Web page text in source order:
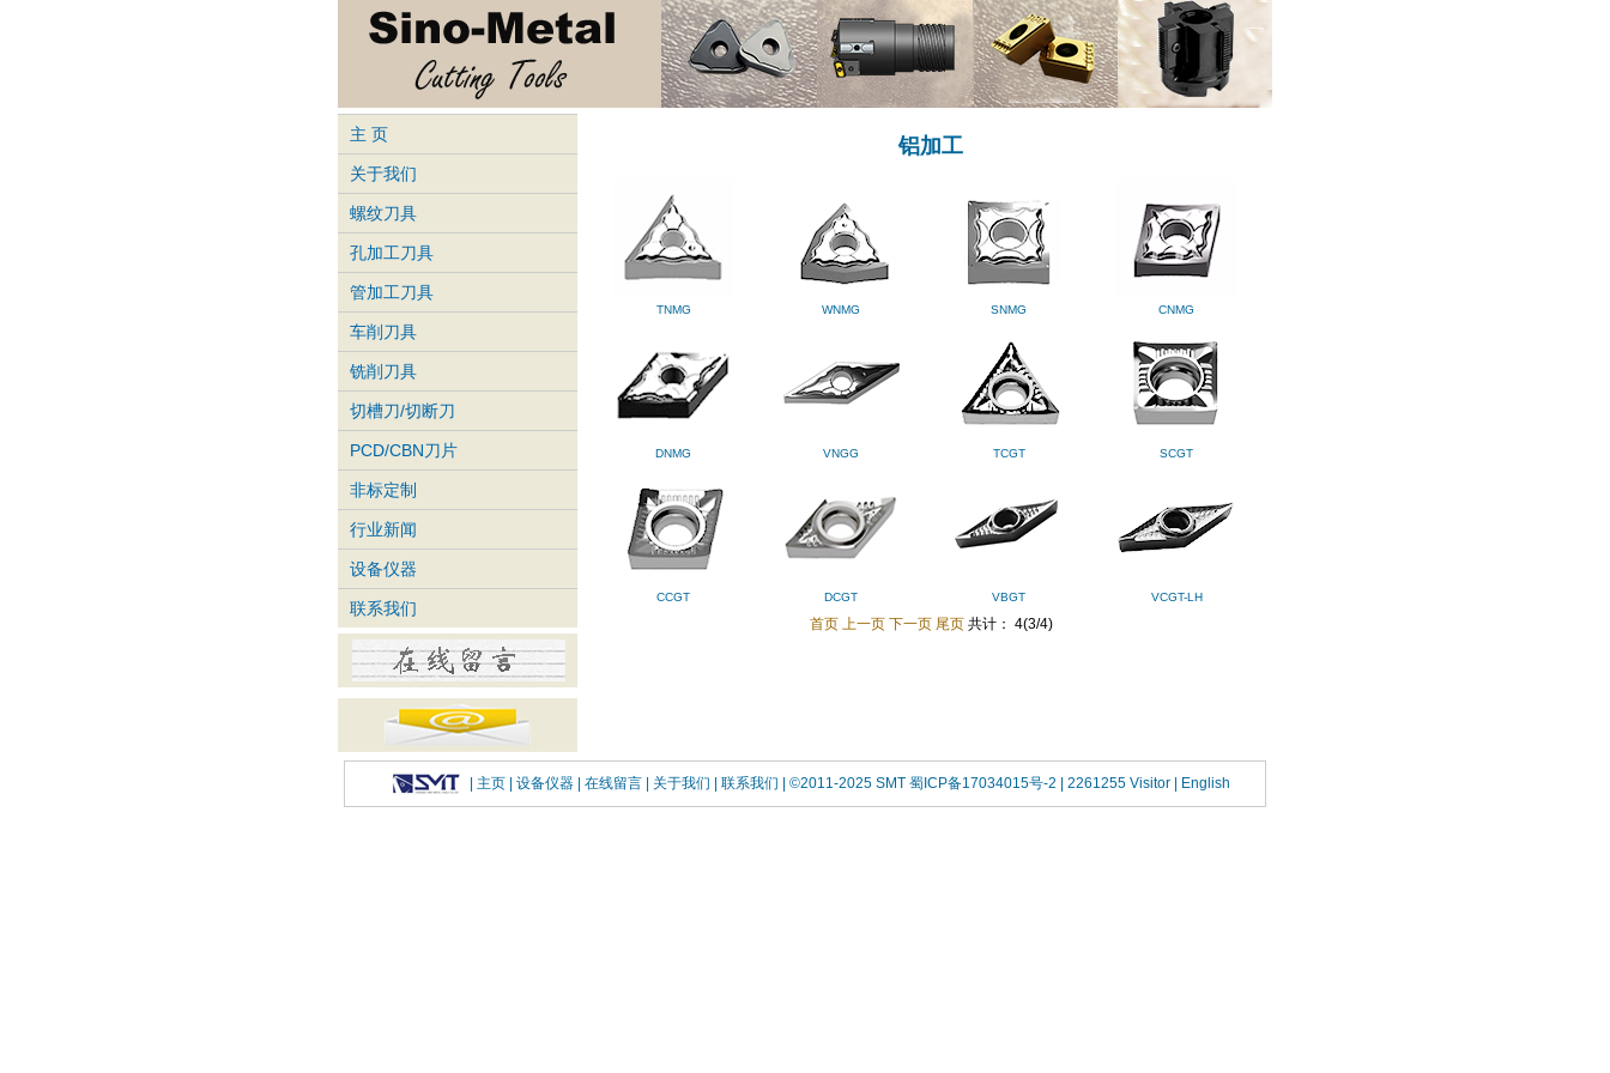
主 页
关于我们
螺纹刀具
孔加工刀具
管加工刀具
车削刀具
铣削刀具
切槽刀/切断刀
PCD/CBN刀片
非标定制
行业新闻
设备仪器
联系我们
铝加工
TNMG WNMG SNMG CNMG
DNMG VNGG TCGT SCGT
CCGT DCGT VBGT VCGT-LH
首页 上一页 下一页 尾页共计： 4(3/4)
| 主页 | 设备仪器 | 在线留言 | 关于我们 | 联系我们 | ©2011-2025 SMT 蜀ICP备17034015号-2 | 2261255 Visitor | English